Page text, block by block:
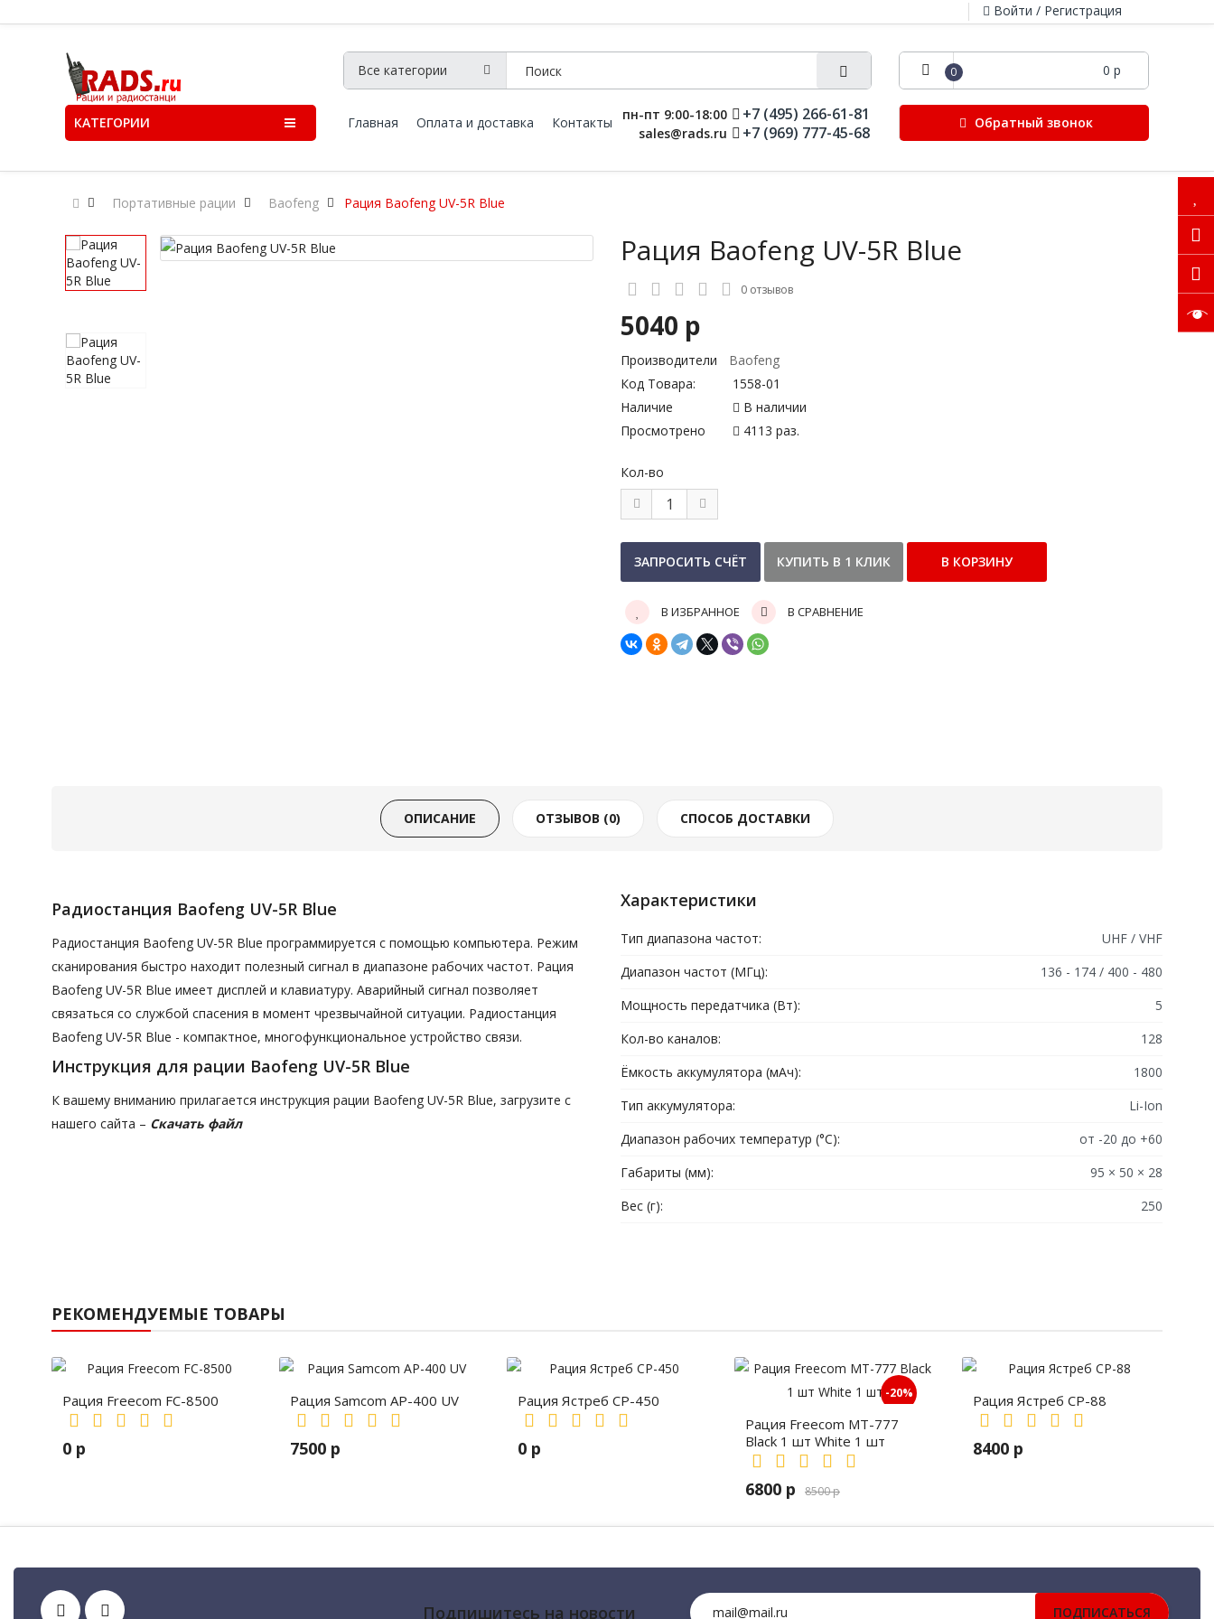
Войти / Регистрация
0 0 р
КАТЕГОРИИ Главная Оплата и доставка Контакты
пн-пт 9:00-18:00
sales@rads.ru
+7 (495) 266-61-81
+7 (969) 777-45-68
Обратный звонок
Портативные рации Baofeng Рация Baofeng UV-5R Blue
Рация Baofeng UV-5R Blue
0 отзывов
5040 р
Производители
Baofeng
Код Товара:
1558-01
Наличие
В наличии
Просмотрено
4113 раз.
Кол-во
В ИЗБРАННОЕ В СРАВНЕНИЕ
ОПИСАНИЕ ОТЗЫВОВ (0) СПОСОБ ДОСТАВКИ
Радиостанция Baofeng UV-5R Blue
Радиостанция Baofeng UV-5R Blue программируется с помощью компьютера. Режим
сканирования быстро находит полезный сигнал в диапазоне рабочих частот. Рация
Baofeng UV-5R Blue имеет дисплей и клавиатуру. Аварийный сигнал позволяет
связаться со службой спасения в момент чрезвычайной ситуации. Радиостанция
Baofeng UV-5R Blue - компактное, многофункциональное устройство связи.
Инструкция для рации Baofeng UV-5R Blue
К вашему вниманию прилагается инструкция рации Baofeng UV-5R Blue, загрузите с
нашего сайта – Скачать файл
Характеристики
Тип диапазона частот:
UHF / VHF
Диапазон частот (МГц):
136 - 174 / 400 - 480
Мощность передатчика (Вт):
5
Кол-во каналов:
128
Ёмкость аккумулятора (мАч):
1800
Тип аккумулятора:
Li-Ion
Диапазон рабочих температур (°C):
от -20 до +60
Габариты (мм):
95 × 50 × 28
Вес (г):
250
РЕКОМЕНДУЕМЫЕ ТОВАРЫ
Рация Freecom FC-8500
0 р
Рация Samcom AP-400 UV
7500 р
Рация Ястреб СР-450
0 р
-20%
Рация Freecom MT-777
Black 1 шт White 1 шт
6800 р 8500 р
Рация Ястреб СР-88
8400 р
Автомобильные рации, автомобильные радиостанции, Автомобильные рации для охоты и рыбалки, Автомобильные рации для дальнобойщиков
Подпишитесь на новости ПОДПИСАТЬСЯ